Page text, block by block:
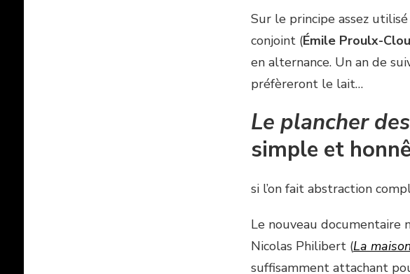
Sur le principe assez
conjoint (Émile Proulx-
en alternance. Un an de
préfèreront le lait…
Le plancher
simple et
si l’on fait abstraction
Le nouveau documentaire
Nicolas Philibert (La
suffisamment attachant